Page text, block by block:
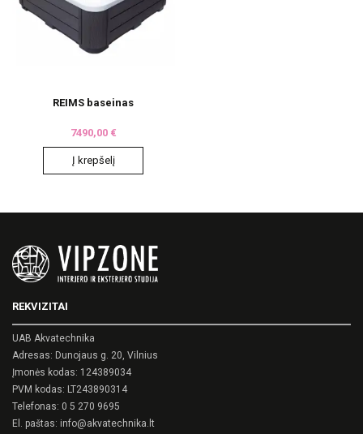
REIMS baseinas
7490,00 €
Į krepšelį
REKVIZITAI
UAB Akvatechnika
Adresas: Dunojaus g. 20, Vilnius
Įmonės kodas: 124389034
PVM kodas: LT243890314
Telefonas: 0 5 270 9695
El. paštas: info@akvatechnika.lt